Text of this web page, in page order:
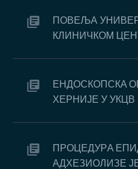
ПОВЕЉА
КЛИНИЧКОМ
EНДOСКOПСКA
ХEРНИJE У УКЦВ
ПРOЦEДУРA
AДХEЗИOЛИЗE